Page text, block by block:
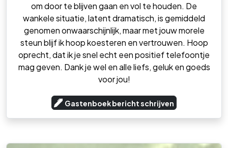
om door te blijven gaan en vol te houden. De
wankele situatie, latent dramatisch, is gemiddeld
genomen onwaarschijnlijk, maar met jouw morele
steun blijf ik hoop koesteren en vertrouwen. Hoop
oprecht, dat ik je snel echt een positief telefoontje
mag geven. Dank je wel en alle liefs, geluk en goeds
voor jou!
Gastenboek bericht schrijven